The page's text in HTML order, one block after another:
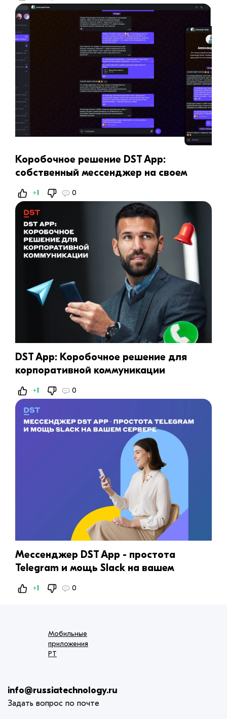
Коробочное решение DST App:
собственный мессенджер на своем
сервере
+1 0
DST App: Коробочное решение для
корпоративной коммуникации
+1 0
Мессенджер DST App - простота
Telegram и мощь Slack на вашем
сервере
+1 0
Мобильные
приложения
РТ
info@russiatechnology.ru
Задать вопрос по почте